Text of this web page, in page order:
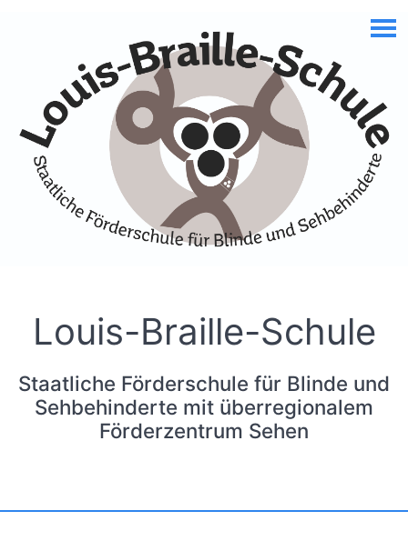
Louis-Braille-Schule
Staatliche Förderschule für Blinde und
Sehbehinderte mit überregionalem
Förderzentrum Sehen